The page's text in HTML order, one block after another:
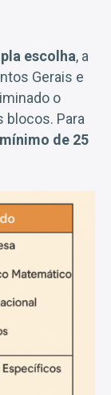
escolha, a
Gerais e
o
blocos. Para
mínimo de 25